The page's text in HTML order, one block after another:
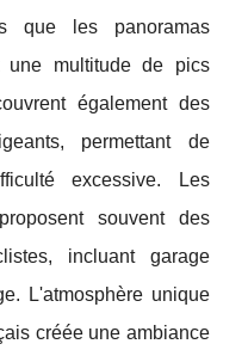
que les panoramas
une multitude de pics
également des
permettant de
excessive. Les
souvent des
incluant garage
L'atmosphère unique
créée une ambiance